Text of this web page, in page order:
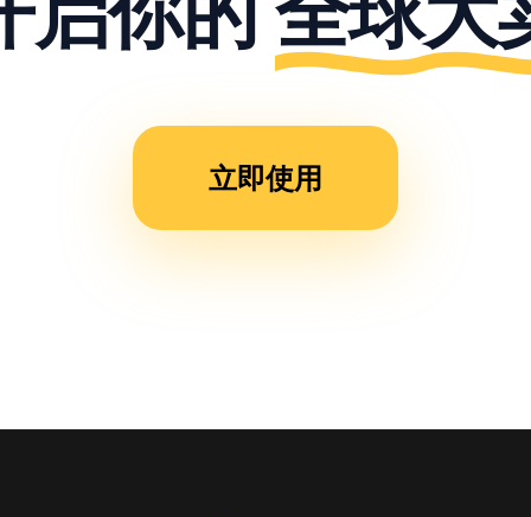
量的
运营
间，
现在
止一
立即使用